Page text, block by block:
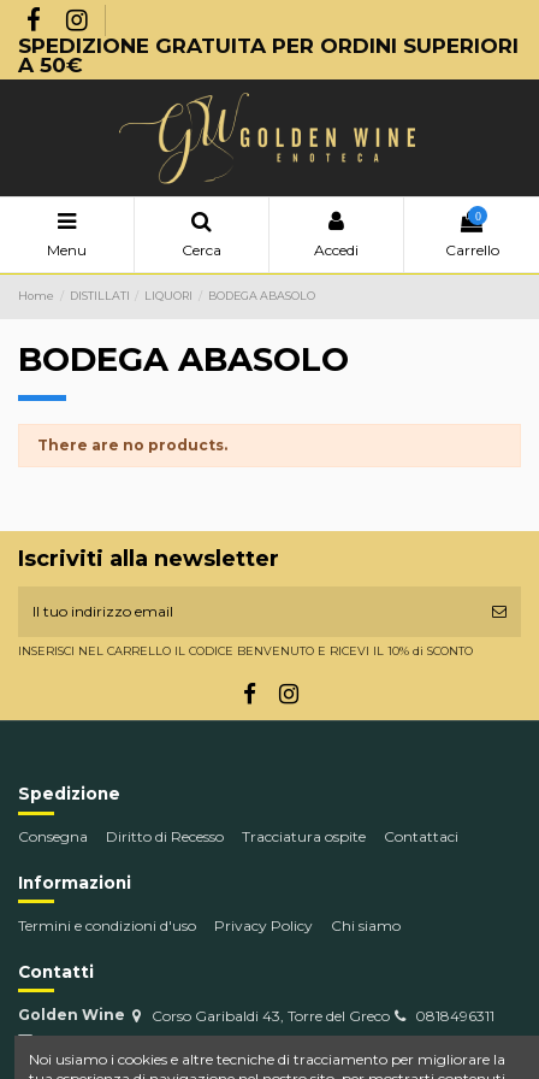
SPEDIZIONE GRATUITA PER ORDINI SUPERIORI
A 50€
Menu Cerca Accedi
0
Carrello
Home DISTILLATI LIQUORI BODEGA ABASOLO
BODEGA ABASOLO
There are no products.
Iscriviti alla newsletter
INSERISCI NEL CARRELLO IL CODICE BENVENUTO E RICEVI IL 10% di SCONTO
Spedizione
Consegna Diritto di Recesso Tracciatura ospite Contattaci
Informazioni
Termini e condizioni d'uso Privacy Policy Chi siamo
Contatti
Golden Wine Corso Garibaldi 43, Torre del Greco
0818496311
info@goldenwine.com
Noi usiamo i cookies e altre tecniche di tracciamento per migliorare la